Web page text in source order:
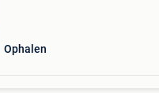
Ophalen